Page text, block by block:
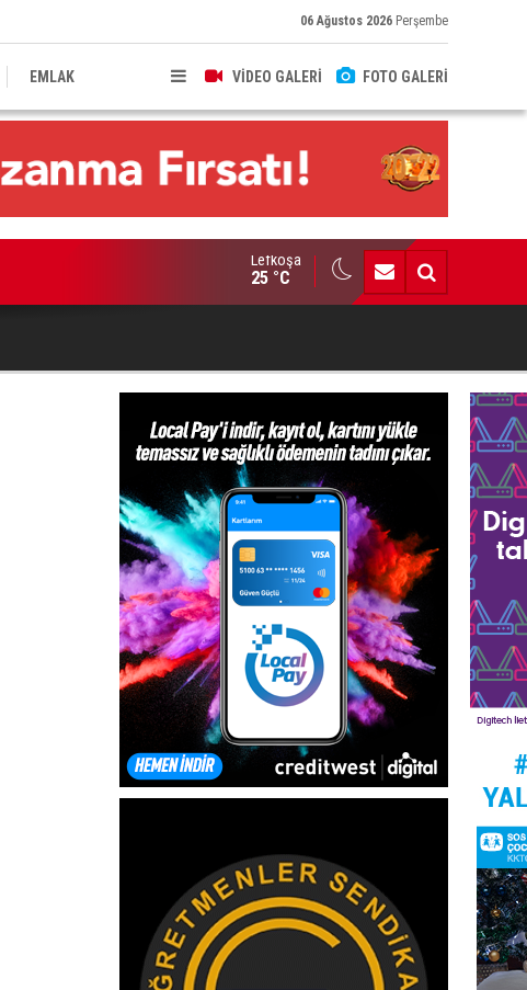
06 Ağustos 2026 Perşembe
VİDEO GALERİ FOTO GALERİ
EMLAK
Aktunç: “Kadına yönelik şiddet münferit değil, sistematik bir
Lefkoşa
25 °C